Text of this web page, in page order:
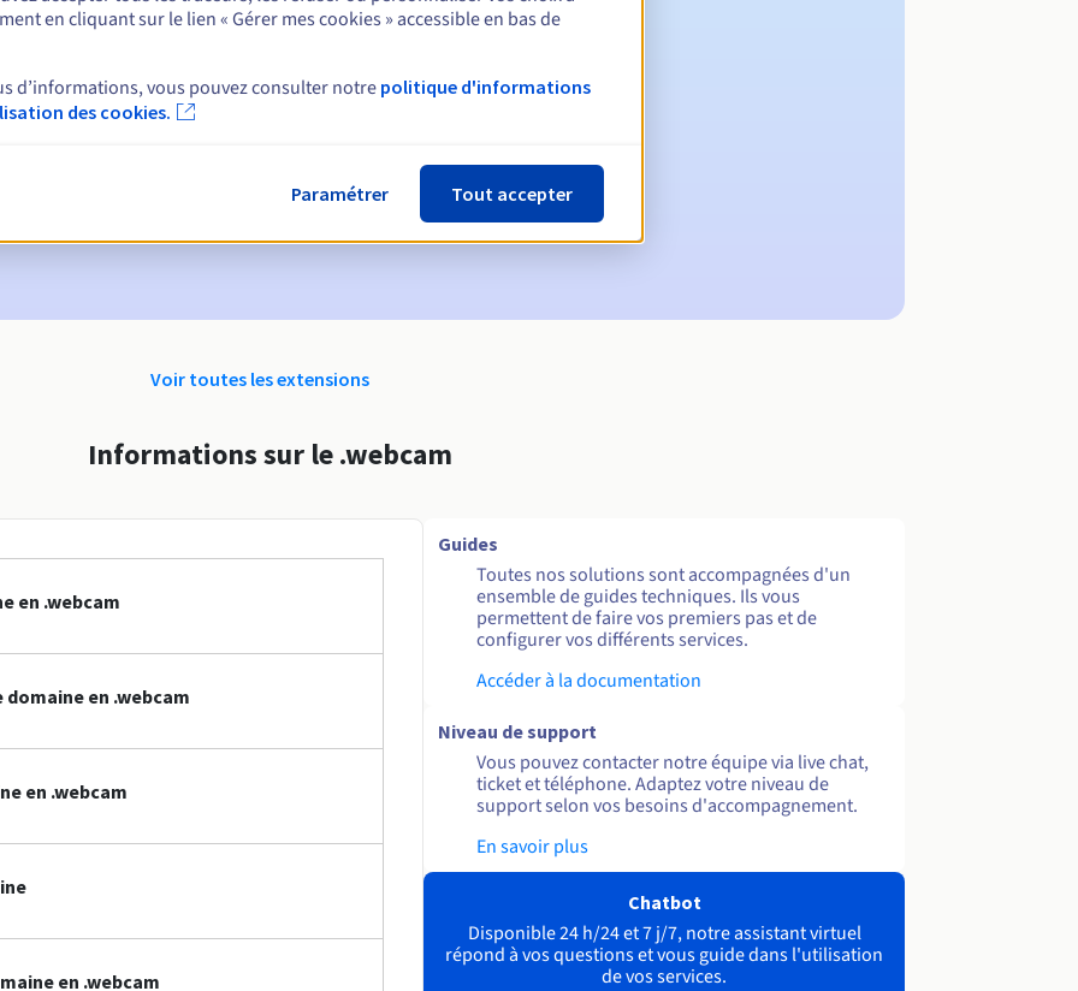
:
60, 30, 15, 7 et 3 jours avant la date d'échéance
pour notification de la suspension du nom de domaine
de rédemption pour notification de la suppression du nom de domaine
Voir toutes les extensions
Informations sur le .webcam
en .webcam
en .webcam
en .webcam
en .webcam
Guides
Toutes nos solutions sont accompagnées d'un
ensemble de guides techniques. Ils vous
permettent de faire vos premiers pas et de
configurer vos différents services.
Accéder à la documentation
Niveau de support
Vous pouvez contacter notre équipe via live chat,
ticket et téléphone. Adaptez votre niveau de
support selon vos besoins d'accompagnement.
En savoir plus
Chatbot
Disponible 24 h/24 et 7 j/7, notre assistant virtuel
répond à vos questions et vous guide dans l'utilisation
de vos services.
en cliquant sur le lien « Gérer mes cookies » accessible en bas de
d’informations, vous pouvez consulter notre politique d'informations
des cookies.
Paramétrer Tout accepter